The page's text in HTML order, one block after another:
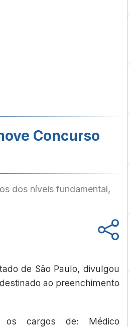
Concurso
dos níveis fundamental,
de São Paulo, divulgou
ao preenchimento
os cargos de: Médico